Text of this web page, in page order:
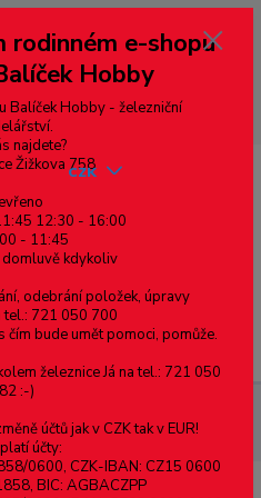
zemí, pokud chcete platit v eurech
přepočet měny - pravý horní roh ---
zásilku nevyzvednete, bude po
platbou za poštovné, v opačném
na blacklist a rušeny následující
Menu
CZK
e-shopu
Hobby
Balíček Hobby - železniční
najdete?
Žižkova 758
12:30 - 16:00
- 11:45
kdykoliv
odebrání položek, úpravy
tel.: 721 050 700
čím bude umět pomoci, pomůže.
železnice Já na tel.: 721 050
:-)
účtů jak v CZK tak v EUR!
účty:
0600, CZK-IBAN: CZ15 0600
BIC: AGBACZPP